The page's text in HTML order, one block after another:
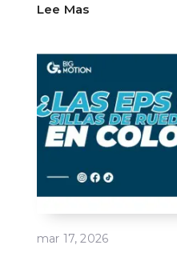
Lee Mas
mar 17, 2026